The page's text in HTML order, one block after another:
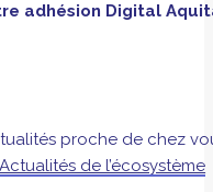
adhésion Digital
proche de chez
Actualités de l’écosystème